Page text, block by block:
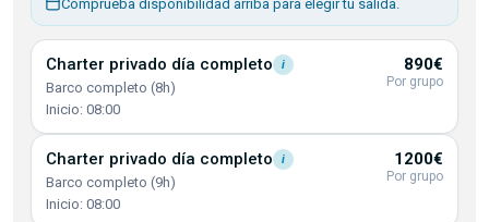
Comprueba disponibilidad arriba para elegir tu salida.
Charter privado día completo i
Barco completo (8h)
Inicio: 08:00
890€
Por grupo
Charter privado día completo i
Barco completo (9h)
Inicio: 08:00
1200€
Por grupo